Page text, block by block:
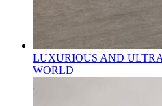
LUXURIOUS AND
WORLD